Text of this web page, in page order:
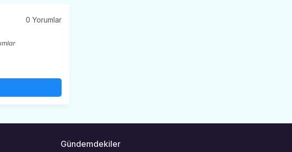
0 Yorumlar
Gündemdekiler